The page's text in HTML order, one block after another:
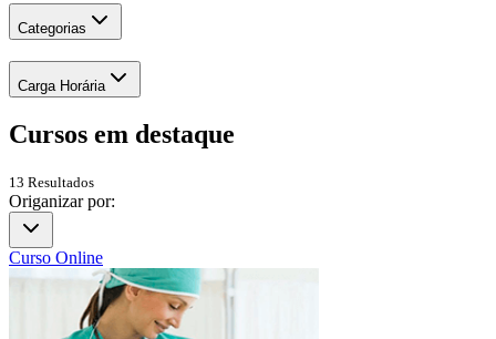
Categorias
Carga Horária
Cursos em destaque
13 Resultados
Origanizar por:
Curso Online